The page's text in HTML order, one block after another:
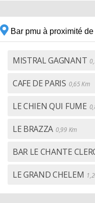
Bar pmu à proximité
MISTRAL GAGNANT
CAFE DE PARIS 0,65 Km
LE CHIEN QUI FUME
LE BRAZZA 0,99 Km
BAR LE CHANTE
LE GRAND CHELEM